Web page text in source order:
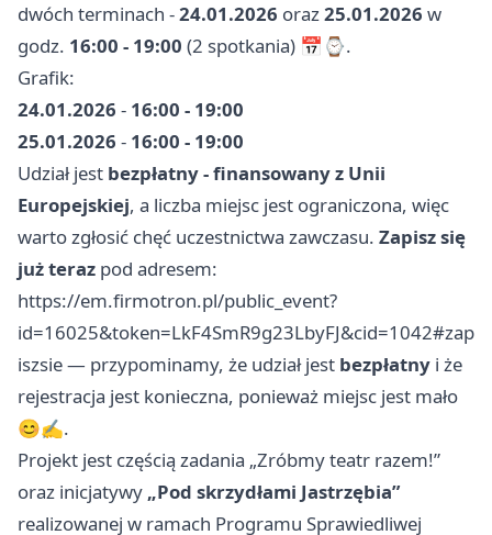
dwóch terminach -24.01.2026 oraz25.01.2026 w
godz. 16:00 - 19:00 (2 spotkania) 📅⌚.
Grafik:
24.01.2026 - 16:00 - 19:00
25.01.2026 - 16:00 - 19:00
Udział jest bezpłatny - finansowany z Unii
Europejskiej, a liczba miejsc jest ograniczona, więc
warto zgłosić chęć uczestnictwa zawczasu. Zapisz się
już teraz pod adresem:
https://em.firmotron.pl/public_event?
id=16025&token=LkF4SmR9g23LbyFJ&cid=1042#zap
iszsie — przypominamy, że udział jest bezpłatny i że
rejestracja jest konieczna, ponieważ miejsc jest mało
😊✍️.
Projekt jest częścią zadania „Zróbmy teatr razem!”
oraz inicjatywy „Pod skrzydłami Jastrzębia”
realizowanej w ramach Programu Sprawiedliwej